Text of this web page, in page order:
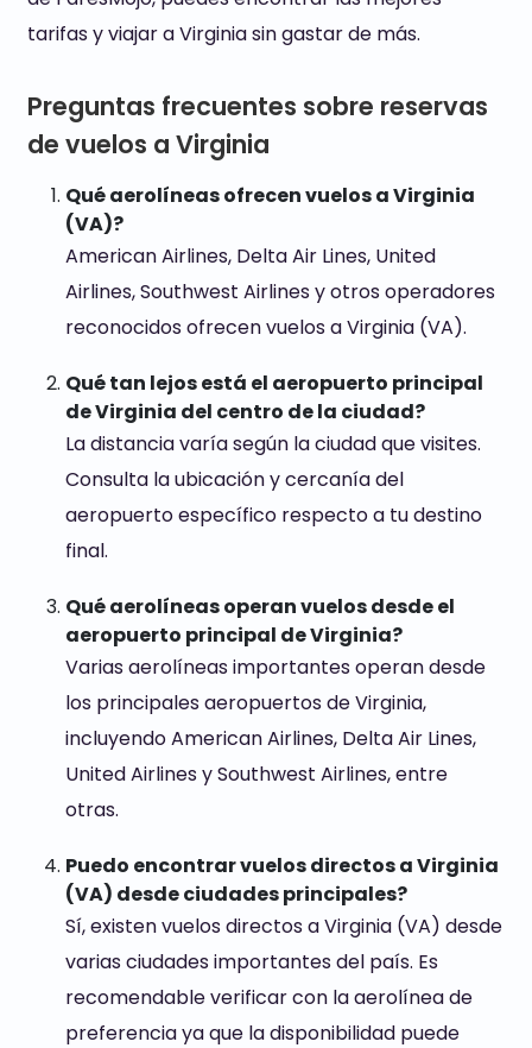
tarifas y viajar a Virginia sin gastar de más.
Preguntas frecuentes sobre reservas
de vuelos a Virginia
Qué aerolíneas ofrecen vuelos a Virginia
(VA)?
American Airlines, Delta Air Lines, United
Airlines, Southwest Airlines y otros operadores
reconocidos ofrecen vuelos a Virginia (VA).
Qué tan lejos está el aeropuerto principal
de Virginia del centro de la ciudad?
La distancia varía según la ciudad que visites.
Consulta la ubicación y cercanía del
aeropuerto específico respecto a tu destino
final.
Qué aerolíneas operan vuelos desde el
aeropuerto principal de Virginia?
Varias aerolíneas importantes operan desde
los principales aeropuertos de Virginia,
incluyendo American Airlines, Delta Air Lines,
United Airlines y Southwest Airlines, entre
otras.
Puedo encontrar vuelos directos a Virginia
(VA) desde ciudades principales?
Sí, existen vuelos directos a Virginia (VA) desde
varias ciudades importantes del país. Es
recomendable verificar con la aerolínea de
preferencia ya que la disponibilidad puede